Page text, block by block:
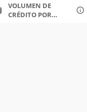
VOLUMEN DE
CRÉDITO POR